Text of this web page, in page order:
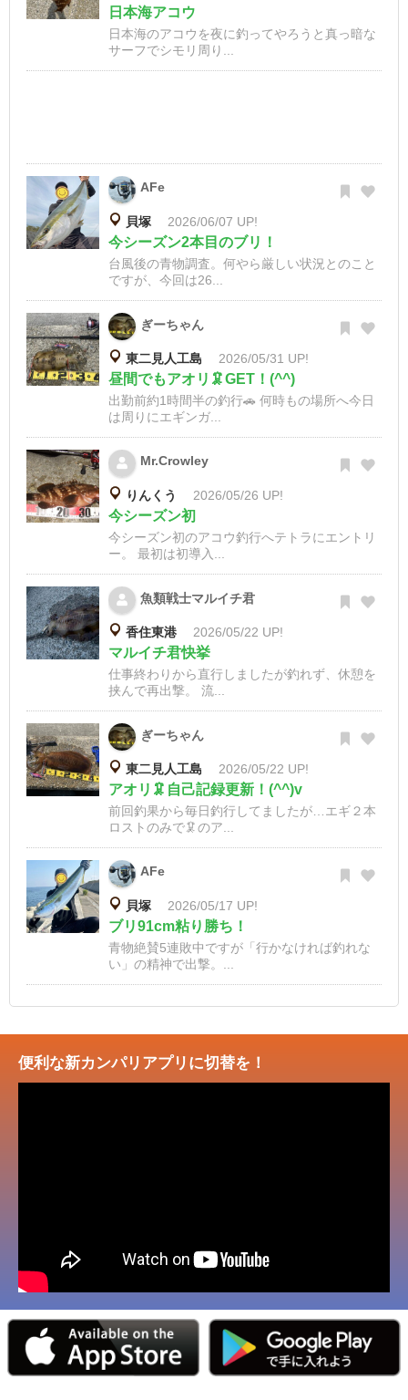
日本海アコウ
日本海のアコウを夜に釣ってやろうと真っ暗な
サーフでシモリ周り...
AFe
貝塚 2026/06/07 UP!
今シーズン2本目のブリ！
台風後の青物調査。何やら厳しい状況とのこと
ですが、今回は26...
ぎーちゃん
東二見人工島 2026/05/31 UP!
昼間でもアオリ🦑GET！(^^)
出勤前約1時間半の釣行🚗 何時もの場所へ今日
は周りにエギンガ...
Mr.Crowley
りんくう 2026/05/26 UP!
今シーズン初
今シーズン初のアコウ釣行へテトラにエントリ
ー。 最初は初導入...
魚類戦士マルイチ君
香住東港 2026/05/22 UP!
マルイチ君快挙
仕事終わりから直行しましたが釣れず、休憩を
挟んで再出撃。 流...
ぎーちゃん
東二見人工島 2026/05/22 UP!
アオリ🦑自己記録更新！(^^)v
前回釣果から毎日釣行してましたが…エギ２本
ロストのみで🦑のア...
AFe
貝塚 2026/05/17 UP!
ブリ91cm粘り勝ち！
青物絶賛5連敗中ですが「行かなければ釣れな
い」の精神で出撃。...
便利な新カンパリアプリに切替を！